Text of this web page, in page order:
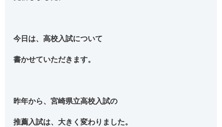
今日は、高校入試について
書かせていただきます。
昨年から、宮崎県立高校入試の
推薦入試は、大きく変わりました。